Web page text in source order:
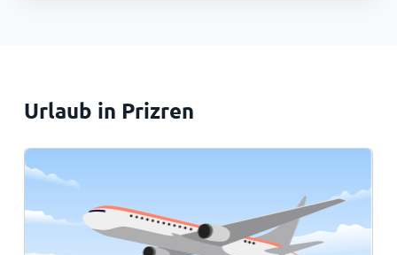
Urlaub in Prizren